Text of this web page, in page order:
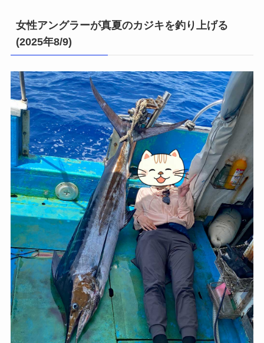
女性アングラーが真夏のカジキを釣り上げる
(2025年8/9)